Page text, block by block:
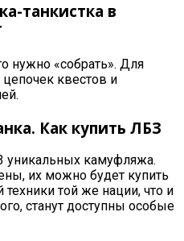
танкистка в
нужно «собрать». Для
квестов и
Как купить ЛБЗ
уникальных камуфляжа.
их можно будет купить
той же нации, что и
станут доступны особые